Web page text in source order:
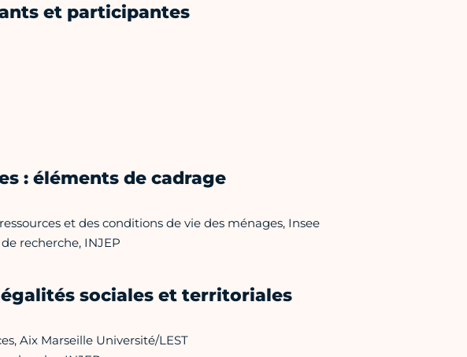
et participantes
: éléments de cadrage
et des conditions de vie des ménages, Insee
recherche, INJEP
sociales et territoriales
Aix Marseille Université/LEST